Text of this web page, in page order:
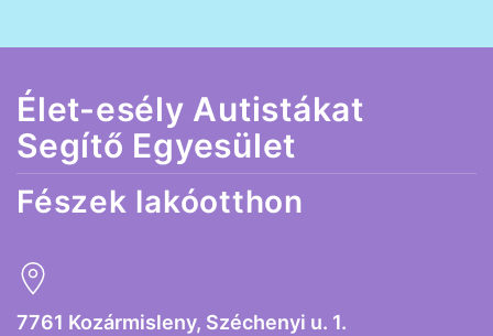
Élet-esély Autistákat
Segítő Egyesület
Fészek lakóotthon
7761 Kozármisleny, Széchenyi u. 1.